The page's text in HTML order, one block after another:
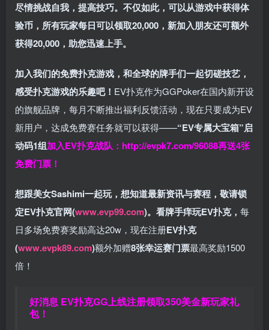
尽情挑战自我，提高技巧。不仅如此， 可以从游戏中获得体
验币，所有玩家每日可以领取20,000，新加入朋友还可额外
获得20,000，助您迅速上手。
加入我们的免费扑克游戏，和全球的牌手们一起切磋技艺，
感受扑克游戏的乐趣吧！ EV扑克作为GGPoker在国内新开设
的旗舰品牌，每月不断推出福利反馈活动，现在只要成为EV
新用户，达成免费赛任务就可以获得——“EV专属大宝箱”启
动码1组加入EV扑克战队： http://evpk7.com/96088再送4张
免费门票！
想跟美女Sashimi一起玩， 想知道最新资讯与赛程， 敬请锁
定EV扑克官网(www.evp99.com)。 看牌手痒玩EV扑克， 每
日多场免费赛奖励高达20w，现在注册EV扑克
(www.evpk89.com)额外加赠8张幸运赛门票最高奖励1500
倍！
好消息 EV扑克GG上线注册领取350美金新玩家礼
包！